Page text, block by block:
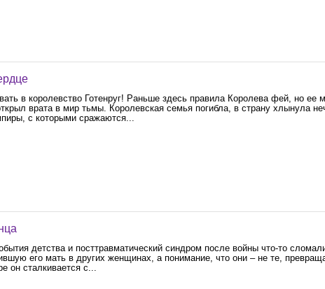
в королевство Готенруг! Раньше здесь правила Королева фей, но ее
врата в мир тьмы. Королевская семья погибла, в страну хлынула
с которыми сражаются...
детства и посттравматический синдром после войны что-то
его мать в других женщинах, а понимание, что они – не те,
он сталкивается с...